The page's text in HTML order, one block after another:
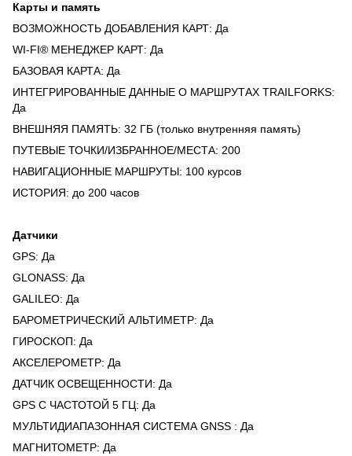
Карты и память
ВОЗМОЖНОСТЬ ДОБАВЛЕНИЯ КАРТ: Да
WI-FI® МЕНЕДЖЕР КАРТ: Да
БАЗОВАЯ КАРТА: Да
ИНТЕГРИРОВАННЫЕ ДАННЫЕ О МАРШРУТАХ TRAILFORKS:
Да
ВНЕШНЯЯ ПАМЯТЬ: 32 ГБ (только внутренняя память)
ПУТЕВЫЕ ТОЧКИ/ИЗБРАННОЕ/МЕСТА: 200
НАВИГАЦИОННЫЕ МАРШРУТЫ: 100 курсов
ИСТОРИЯ: до 200 часов
Датчики
GPS: Да
GLONASS: Да
GALILEO: Да
БАРОМЕТРИЧЕСКИЙ АЛЬТИМЕТР: Да
ГИРОСКОП: Да
АКСЕЛЕРОМЕТР: Да
ДАТЧИК ОСВЕЩЕННОСТИ: Да
GPS С ЧАСТОТОЙ 5 ГЦ: Да
МУЛЬТИДИАПАЗОННАЯ СИСТЕМА GNSS : Да
МАГНИТОМЕТР: Да